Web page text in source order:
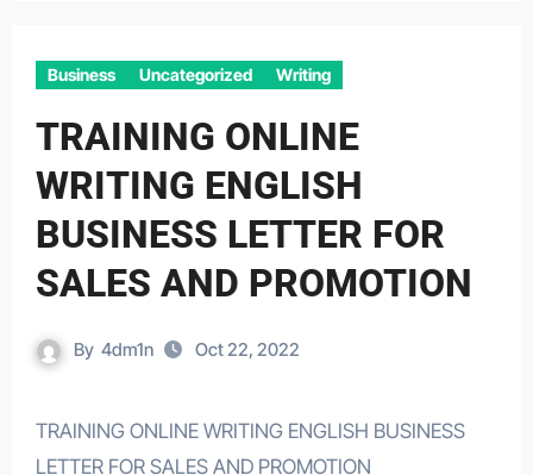
Business Uncategorized Writing
TRAINING ONLINE
WRITING ENGLISH
BUSINESS LETTER FOR
SALES AND PROMOTION
By 4dm1n Oct 22, 2022
TRAINING ONLINE WRITING ENGLISH BUSINESS
LETTER FOR SALES AND PROMOTION